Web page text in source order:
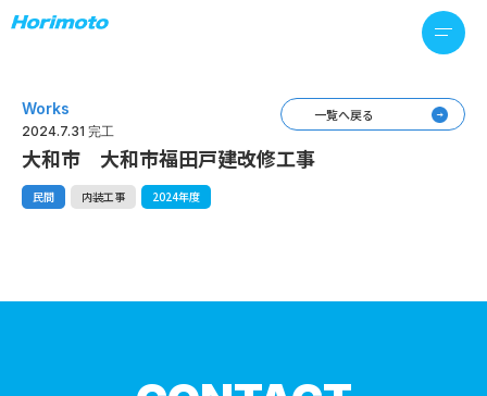
Works
2024.7.31 完工
大和市 大和市福田戸建改修工事
民間 内装工事 2024年度
一覧へ戻る